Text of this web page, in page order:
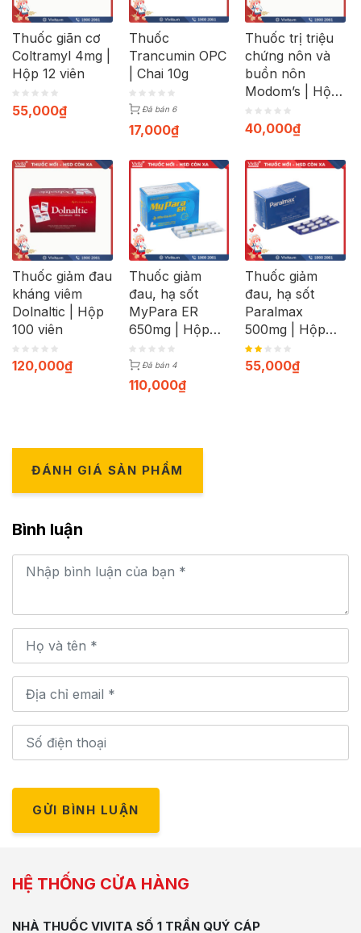
Thuốc giãn cơ
Coltramyl 4mg |
Hộp 12 viên
55,000₫
Thuốc
Trancumin OPC
| Chai 10g
Đã bán 6
17,000₫
Thuốc trị triệu
chứng nôn và
buồn nôn
Modom’s | Hộp
100 viên
40,000₫
Thuốc giảm đau
kháng viêm
Dolnaltic | Hộp
100 viên
120,000₫
Thuốc giảm
đau, hạ sốt
MyPara ER
650mg | Hộp
100 viên
Đã bán 4
110,000₫
Thuốc giảm
đau, hạ sốt
Paralmax
500mg | Hộp
120 viên
55,000₫
ĐÁNH GIÁ SẢN PHẨM
Bình luận
GỬI BÌNH LUẬN
HỆ THỐNG CỬA HÀNG
NHÀ THUỐC VIVITA SỐ 1 TRẦN QUÝ CÁP